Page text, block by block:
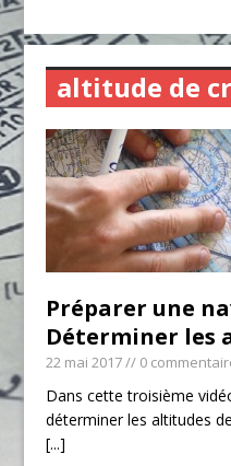
altitude de
Préparer une
Déterminer les
22 mai 2017// 0
Dans cette troisième
déterminer les altitudes
[...]